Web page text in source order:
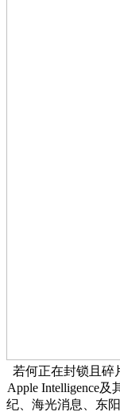
若何正在封锁且碎
Apple Intelligence
纪、海光消息、东